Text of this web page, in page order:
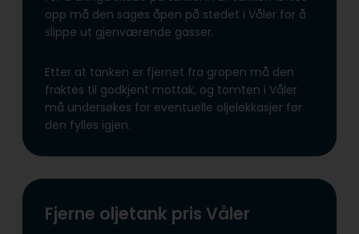
opp må den sages åpen på stedet i Våler for å
slippe ut gjenværende gasser.
Etter at tanken er fjernet fra gropen må den
fraktes til godkjent mottak, og tomten i Våler
må undersøkes for eventuelle oljelekkasjer før
den fylles igjen.
Fjerne oljetank pris Våler